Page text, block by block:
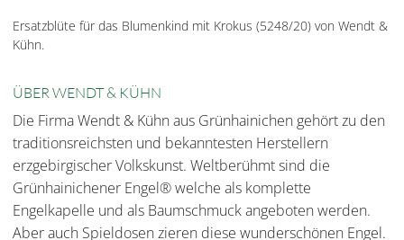
Ersatzblüte für das Blumenkind mit Krokus (5248/20) von Wendt &
Kühn.
ÜBER WENDT & KÜHN
Die Firma Wendt & Kühn aus Grünhainichen gehört zu den
traditionsreichsten und bekanntesten Herstellern
erzgebirgischer Volkskunst. Weltberühmt sind die
Grünhainichener Engel® welche als komplette
Engelkapelle und als Baumschmuck angeboten werden.
Aber auch Spieldosen zieren diese wunderschönen Engel.